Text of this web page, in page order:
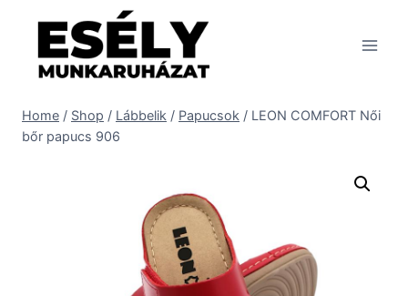
content
Home / Shop / Lábbelik / Papucsok / LEON COMFORT Női
bőr papucs 906